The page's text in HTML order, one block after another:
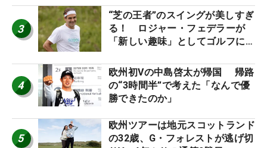
3
“芝の王者”のスイングが美しすぎ
る！ ロジャー・フェデラーが
「新しい趣味」としてゴルフに挑
4
欧州初Vの中島啓太が帰国 帰路
の“3時間半”で考えた「なんで優
勝できたのか」
5
欧州ツアーは地元スコットランド
の32歳、G・フォレストが逃げ切